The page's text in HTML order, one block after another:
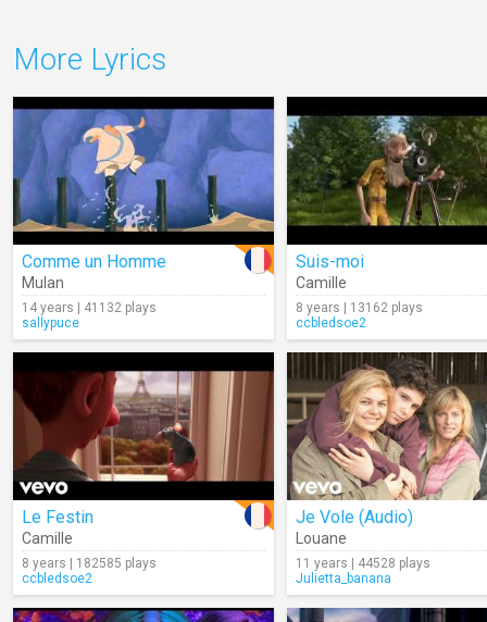
More Lyrics
Comme un Homme
Mulan
14 years | 41132 plays
sallypuce
Suis-moi
Camille
8 years | 13162 plays
ccbledsoe2
Le Festin
Camille
8 years | 182585 plays
ccbledsoe2
Je Vole (Audio)
Louane
11 years | 44528 plays
Julietta_banana